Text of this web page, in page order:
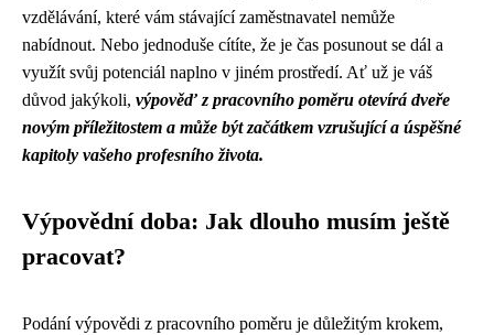
vzdělávání, které vám stávající zaměstnavatel nemůže
nabídnout. Nebo jednoduše cítíte, že je čas posunout se dál a
využít svůj potenciál naplno v jiném prostředí. Ať už je váš
důvod jakýkoli, výpověď z pracovního poměru otevírá dveře
novým příležitostem a může být začátkem vzrušující a úspěšné
kapitoly vašeho profesního života.
Výpovědní doba: Jak dlouho musím ještě
pracovat?
Podání výpovědi z pracovního poměru je důležitým krokem,